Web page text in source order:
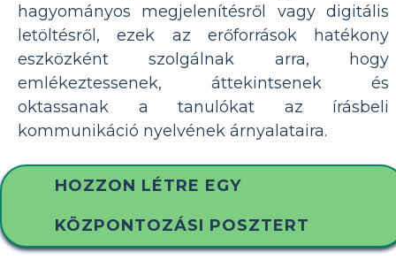
hagyományos megjelenítésről vagy digitális
letöltésről, ezek az erőforrások hatékony
eszközként szolgálnak arra, hogy
emlékeztessenek, áttekintsenek és
oktassanak a tanulókat az írásbeli
kommunikáció nyelvének árnyalataira.
HOZZON LÉTRE EGY
KÖZPONTOZÁSI POSZTERT